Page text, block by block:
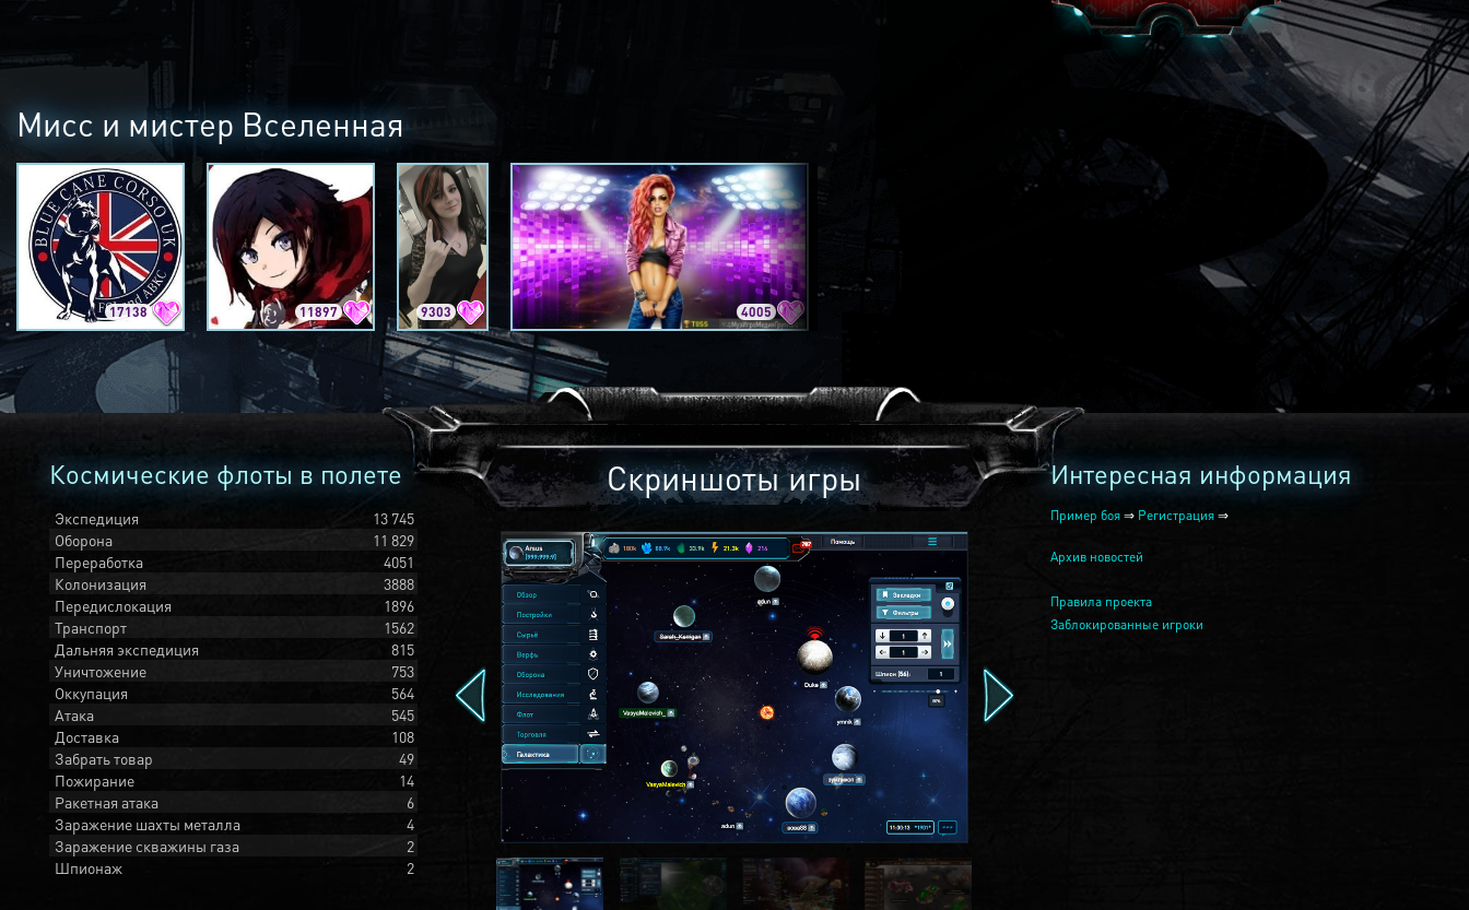
Мисс и мистер Вселенная
17138 11897 9303 4005 2240
Космические флоты в полете
Экспедиция
13 745
Оборона
11 829
Переработка
4051
Колонизация
3888
Передислокация
1896
Транспорт
1562
Дальняя экспедиция
815
Уничтожение
753
Оккупация
564
Атака
545
Доставка
108
Забрать товар
49
Пожирание
14
Ракетная атака
6
Заражение шахты металла
4
Заражение скважины газа
2
Шпионаж
2
Скриншоты игры Интересная информация
Пример боя ⇒ Регистрация ⇒
Архив новостей
Правила проекта
Заблокированные игроки